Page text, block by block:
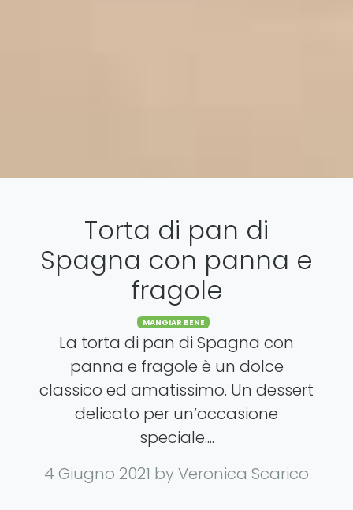
Torta di pan di
Spagna con panna e
fragole
Categories
MANGIAR BENE
La torta di pan di Spagna con
panna e fragole è un dolce
classico ed amatissimo. Un dessert
delicato per un’occasione
speciale....
4 Giugno 2021 by Veronica Scarico